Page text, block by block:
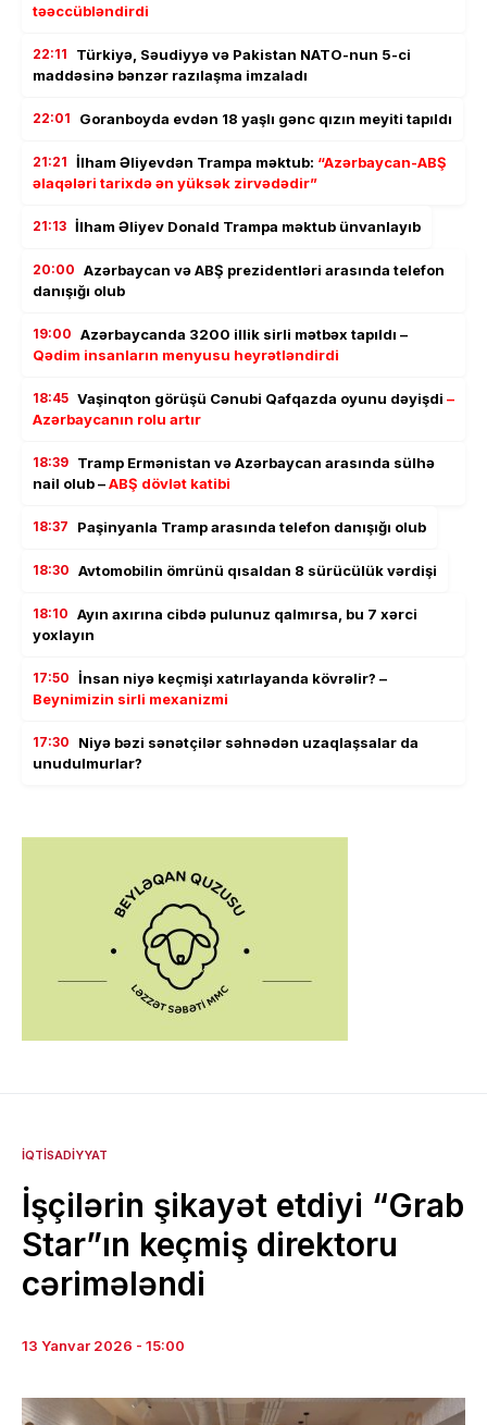
təəccübləndirdi
22:11
Türkiyə, Səudiyyə və Pakistan NATO-nun 5-ci
maddəsinə bənzər razılaşma imzaladı
22:01 Goranboyda evdən 18 yaşlı gənc qızın meyiti tapıldı
21:21 İlham Əliyevdən Trampa məktub: “Azərbaycan-ABŞ
əlaqələri tarixdə ən yüksək zirvədədir”
21:13 İlham Əliyev Donald Trampa məktub ünvanlayıb
20:00 Azərbaycan və ABŞ prezidentləri arasında telefon
danışığı olub
19:00 Azərbaycanda 3200 illik sirli mətbəx tapıldı –
Qədim insanların menyusu heyrətləndirdi
18:45 Vaşinqton görüşü Cənubi Qafqazda oyunu dəyişdi –
Azərbaycanın rolu artır
18:39 Tramp Ermənistan və Azərbaycan arasında sülhə
nail olub –ABŞ dövlət katibi
18:37 Paşinyanla Tramp arasında telefon danışığı olub
18:30 Avtomobilin ömrünü qısaldan 8 sürücülük vərdişi
18:10 Ayın axırına cibdə pulunuz qalmırsa, bu 7 xərci
yoxlayın
17:50 İnsan niyə keçmişi xatırlayanda kövrəlir? –
Beynimizin sirli mexanizmi
17:30
Niyə bəzi sənətçilər səhnədən uzaqlaşsalar da
unudulmurlar?
İQTISADIYYAT
İşçilərin şikayət etdiyi “Grab
Star”ın keçmiş direktoru
cərimələndi
13 Yanvar 2026 - 15:00